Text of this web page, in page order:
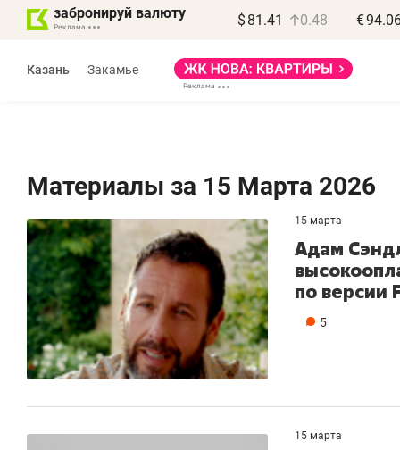
забронируй валюту $ 81.41 0.48 €
Казань Закамье
Материалы за 15 Марта 2026
15 марта
Адам
по версии
5
15 марта
Василь Мазитов
МАРТ
«Не зная местных
правил, бизнес может
потерять минимум
полгода»
чем интересен Оман?